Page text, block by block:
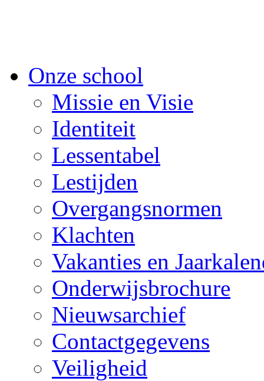
Onze school
Missie en Visie
Identiteit
Lessentabel
Lestijden
Overgangsnormen
Klachten
Vakanties en
Onderwijsbrochure
Nieuwsarchief
Contactgegevens
Veiligheid